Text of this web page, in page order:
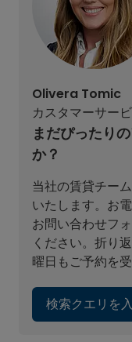
Olivera Tomic
カスタマーサー
まだぴったり
か？
当社の賃貸チー
いたします。お
お問い合わせフ
ください。折り
曜日もご予約を
検索クエリを